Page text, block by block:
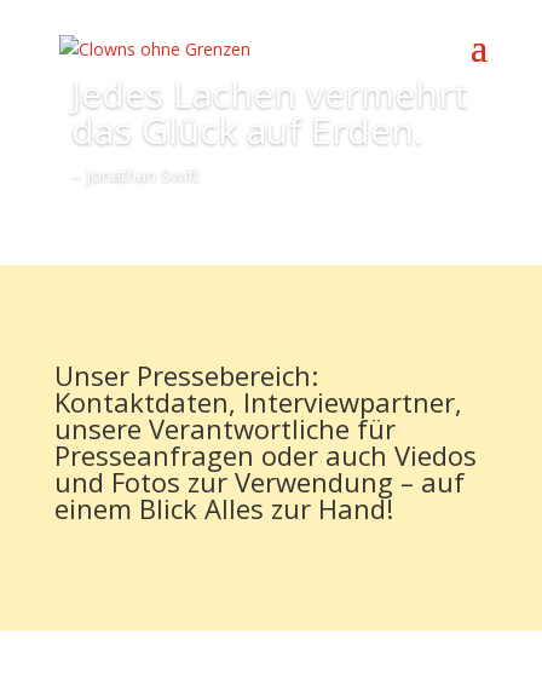
Jedes Lachen vermehrt
das Glück auf Erden.
– Jonathan Swift
Unser Pressebereich:
Kontaktdaten, Interviewpartner,
unsere Verantwortliche für
Presseanfragen oder auch Viedos
und Fotos zur Verwendung – auf
einem Blick Alles zur Hand!